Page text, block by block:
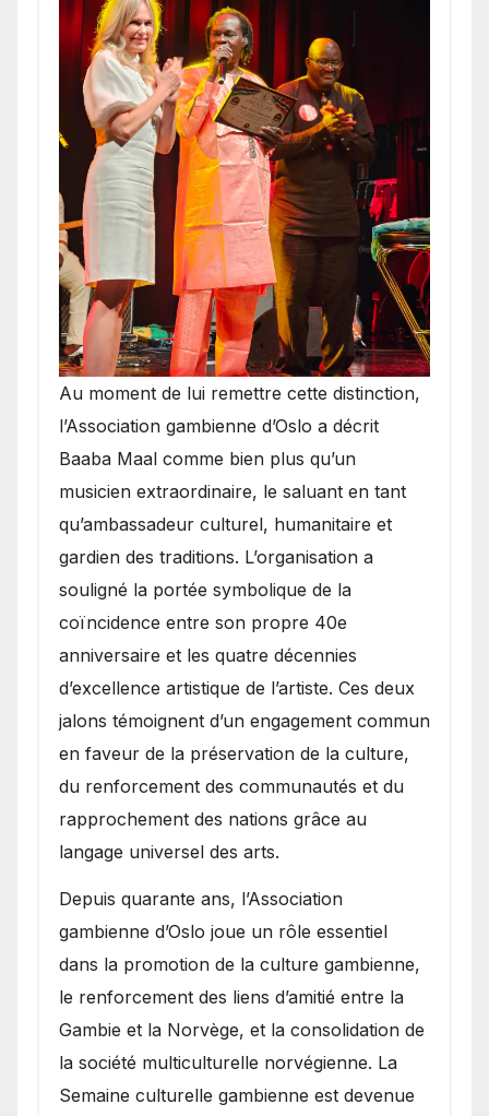
​Au moment de lui remettre cette distinction,
l’Association gambienne d’Oslo a décrit
Baaba Maal comme bien plus qu’un
musicien extraordinaire, le saluant en tant
qu’ambassadeur culturel, humanitaire et
gardien des traditions. L’organisation a
souligné la portée symbolique de la
coïncidence entre son propre 40e
anniversaire et les quatre décennies
d’excellence artistique de l’artiste. Ces deux
jalons témoignent d’un engagement commun
en faveur de la préservation de la culture,
du renforcement des communautés et du
rapprochement des nations grâce au
langage universel des arts.
​Depuis quarante ans, l’Association
gambienne d’Oslo joue un rôle essentiel
dans la promotion de la culture gambienne,
le renforcement des liens d’amitié entre la
Gambie et la Norvège, et la consolidation de
la société multiculturelle norvégienne. La
Semaine culturelle gambienne est devenue